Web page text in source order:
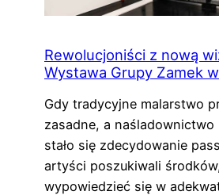
Rewolucjoniści z nową
Wystawa Grupy Zamek
Gdy tradycyjne malarstwo
zasadne, a
stało się zdecydowanie
artyści poszukiwali
wypowiedzieć się w